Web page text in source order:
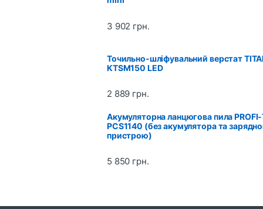
3 902 грн.
Точильно-шліфувальний верстат
KTSM150 LED
2 889 грн.
Акумуляторна ланцюгова пила
PCS1140 (без акумулятора та
пристрою)
5 850 грн.